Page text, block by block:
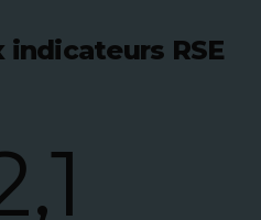
indicateurs RSE